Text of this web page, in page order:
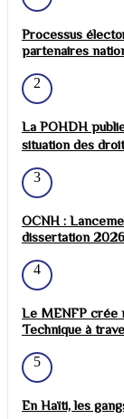
Processus
partenaires
2
La POHDH
situation des
3
OCNH :
dissertation 2026
4
Le MENFP crée
Technique à
5
En Haïti, les